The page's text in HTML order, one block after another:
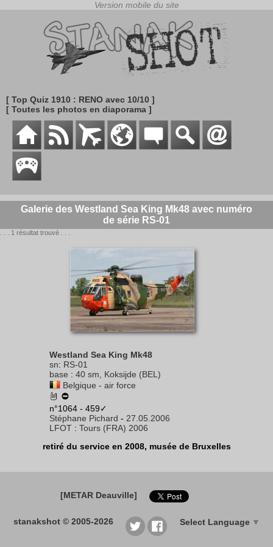
[ Top Quiz 1910 : RENO avec 10/10 ]
[ Toutes les photos en diaporama ]
Galerie des Westland Sea King Mk48 avec numéro
de série RS-01
. . . 1 résultat trouvé . . .
Westland Sea King Mk48
sn: RS-01
base : 40 sm, Koksijde (BEL)
Belgique - air force
n°1064 - 459✓
Stéphane Pichard - 27.05.2006
LFOT : Tours (FRA) 2006
retiré du service en 2008, musée de Bruxelles
[METAR Deauville]
stanakshot © 2005-2026 Select Language ▼